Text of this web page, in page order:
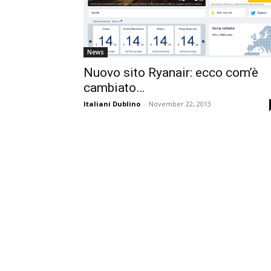
News
Nuovo sito Ryanair: ecco com’è
cambiato…
Italiani Dublino - November 22, 2013